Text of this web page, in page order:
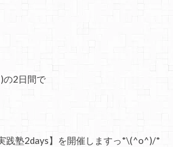
の2日間で
践塾2days】を開催しますっ*\(^o^)/*